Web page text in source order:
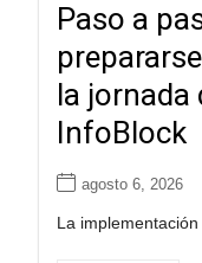
Paso a
la jornada
InfoBlock
agosto 6, 2026
La implementación